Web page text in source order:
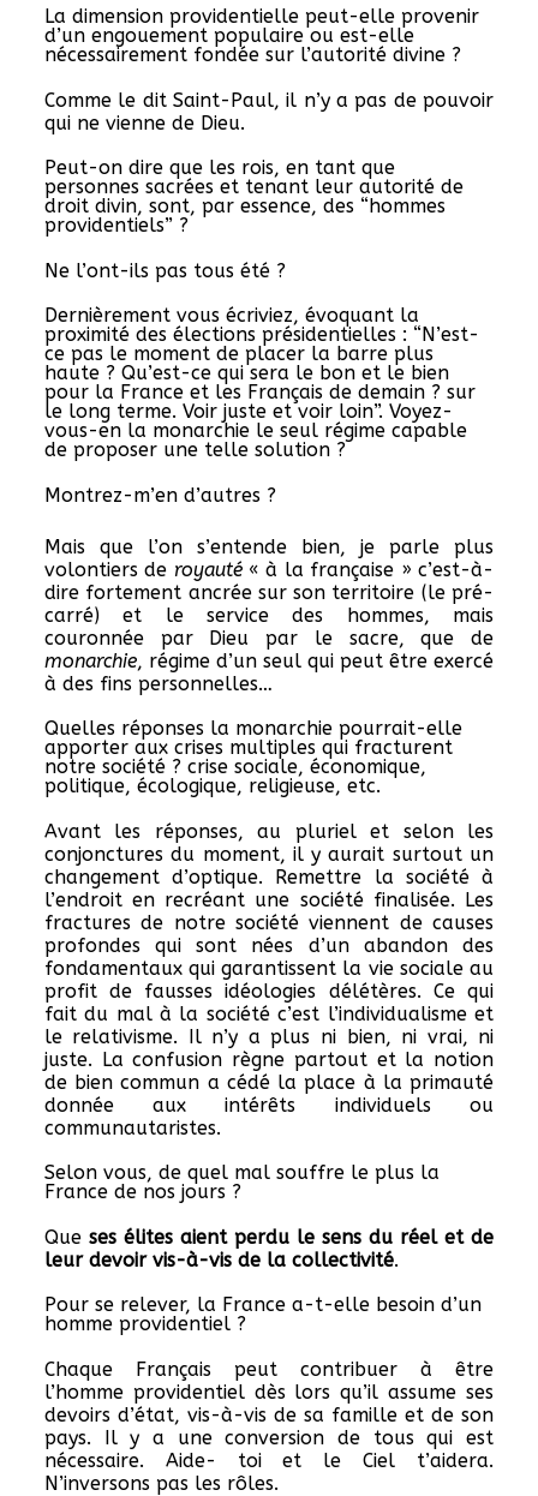
La dimension providentielle peut-elle provenir
d’un engouement populaire ou est-elle
nécessairement fondée sur l’autorité divine ?
Comme le dit Saint-Paul, il n’y a pas de pouvoir
qui ne vienne de Dieu.
Peut-on dire que les rois, en tant que
personnes sacrées et tenant leur autorité de
droit divin, sont, par essence, des “hommes
providentiels” ?
Ne l’ont-ils pas tous été ?
Dernièrement vous écriviez, évoquant la
proximité des élections présidentielles : “N’est-
ce pas le moment de placer la barre plus
haute ? Qu’est-ce qui sera le bon et le bien
pour la France et les Français de demain ? sur
le long terme. Voir juste et voir loin”. Voyez-
vous-en la monarchie le seul régime capable
de proposer une telle solution ?
Montrez-m’en d’autres ?
Mais que l’on s’entende bien, je parle plus
volontiers de royauté« à la française » c’est-à-
dire fortement ancrée sur son territoire (le pré-
carré) et le service des hommes, mais
couronnée par Dieu par le sacre, que de
monarchie, régime d’un seul qui peut être exercé
à des fins personnelles…
Quelles réponses la monarchie pourrait-elle
apporter aux crises multiples qui fracturent
notre société ? crise sociale, économique,
politique, écologique, religieuse, etc.
Avant les réponses, au pluriel et selon les
conjonctures du moment, il y aurait surtout un
changement d’optique. Remettre la société à
l’endroit en recréant une société finalisée. Les
fractures de notre société viennent de causes
profondes qui sont nées d’un abandon des
fondamentaux qui garantissent la vie sociale au
profit de fausses idéologies délétères. Ce qui
fait du mal à la société c’est l’individualisme et
le relativisme. Il n’y a plus ni bien, ni vrai, ni
juste. La confusion règne partout et la notion
de bien commun a cédé la place à la primauté
donnée aux intérêts individuels ou
communautaristes.
Selon vous, de quel mal souffre le plus la
France de nos jours ?
Que ses élites aient perdu le sens du réel et de
leur devoir vis-à-vis de la collectivité.
Pour se relever, la France a-t-elle besoin d’un
homme providentiel ?
Chaque Français peut contribuer à être
l’homme providentiel dès lors qu’il assume ses
devoirs d’état, vis-à-vis de sa famille et de son
pays. Il y a une conversion de tous qui est
nécessaire. Aide- toi et le Ciel t’aidera.
N’inversons pas les rôles.